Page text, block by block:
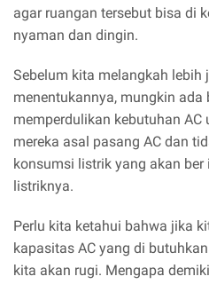
agar ruangan tersebut bisa di
nyaman dan dingin.
Sebelum kita melangkah lebih
menentukannya, mungkin
memperdulikan kebutuhan
mereka asal pasang AC dan
konsumsi listrik yang akan
listriknya.
Perlu kita ketahui bahwa jika
kapasitas AC yang di
kita akan rugi. Mengapa